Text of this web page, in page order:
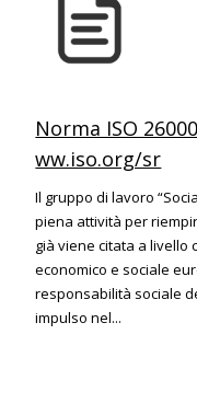
Norma ISO
ww.iso.org/sr
Il gruppo di lavoro
piena attività per
già viene citata a livello
economico e sociale
responsabilità sociale
impulso nel...